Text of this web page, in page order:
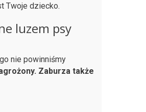
Twoje dziecko.
luzem psy
nie powinniśmy
Zaburza także